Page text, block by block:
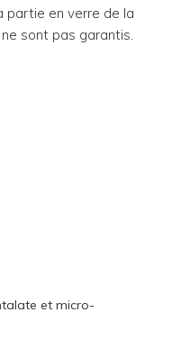
partie en verre de la
sont pas garantis.
et micro-